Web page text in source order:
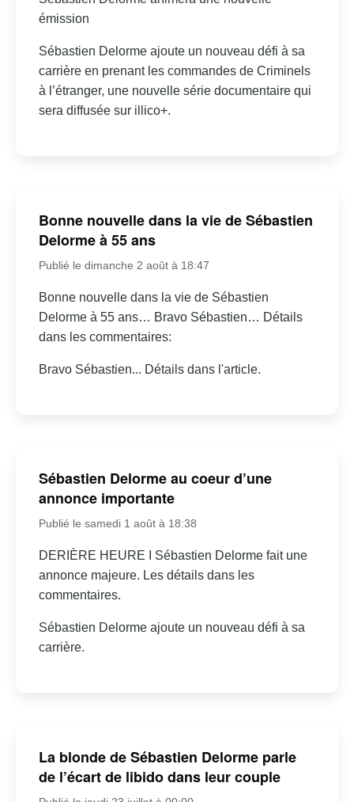
émission
Sébastien Delorme ajoute un nouveau défi à sa
carrière en prenant les commandes de Criminels
à l’étranger, une nouvelle série documentaire qui
sera diffusée sur illico+.
Bonne nouvelle dans la vie de Sébastien
Delorme à 55 ans
Publié le dimanche 2 août à 18:47
Bonne nouvelle dans la vie de Sébastien
Delorme à 55 ans… Bravo Sébastien… Détails
dans les commentaires:
Bravo Sébastien... Détails dans l'article.
Sébastien Delorme au coeur d’une
annonce importante
Publié le samedi 1 août à 18:38
DERIÈRE HEURE I Sébastien Delorme fait une
annonce majeure. Les détails dans les
commentaires.
Sébastien Delorme ajoute un nouveau défi à sa
carrière.
La blonde de Sébastien Delorme parle
de l’écart de libido dans leur couple